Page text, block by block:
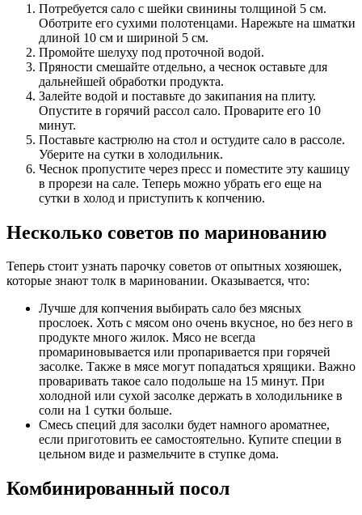
Потребуется сало с шейки свинины толщиной 5 см.
Оботрите его сухими полотенцами. Нарежьте на шматки
длиной 10 см и шириной 5 см.
Промойте шелуху под проточной водой.
Пряности смешайте отдельно, а чеснок оставьте для
дальнейшей обработки продукта.
Залейте водой и поставьте до закипания на плиту.
Опустите в горячий рассол сало. Проварите его 10
минут.
Поставьте кастрюлю на стол и остудите сало в рассоле.
Уберите на сутки в холодильник.
Чеснок пропустите через пресс и поместите эту кашицу
в прорези на сале. Теперь можно убрать его еще на
сутки в холод и приступить к копчению.
Несколько советов по маринованию
Теперь стоит узнать парочку советов от опытных хозяюшек,
которые знают толк в мариновании. Оказывается, что:
Лучше для копчения выбирать сало без мясных
прослоек. Хоть с мясом оно очень вкусное, но без него в
продукте много жилок. Мясо не всегда
промариновывается или пропаривается при горячей
засолке. Также в мясе могут попадаться хрящики. Важно
проваривать такое сало подольше на 15 минут. При
холодной или сухой засолке держать в холодильнике в
соли на 1 сутки больше.
Смесь специй для засолки будет намного ароматнее,
если приготовить ее самостоятельно. Купите специи в
цельном виде и размельчите в ступке дома.
Комбинированный посол